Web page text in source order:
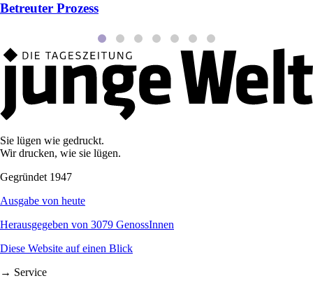
Betreuter Prozess
Sie lügen wie gedruckt.
Wir drucken, wie sie lügen.
Gegründet 1947
Ausgabe von heute
Herausgegeben von 3079 GenossInnen
Diese Website auf einen Blick
→ Service